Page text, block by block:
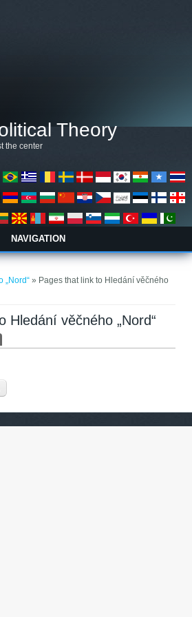
Theory
the center
NAVIGATION
„Nord“ » Pages that link to Hledání věčného
Hledání věčného „Nord“